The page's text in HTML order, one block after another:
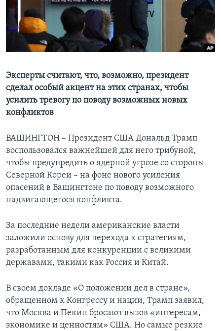
Learning English
СОЦИАЛЬНЫЕ СЕТИ
Языки
Эксперты считают, что, возможно, президент
сделал особый акцент на этих странах, чтобы
усилить тревогу по поводу возможных новых
конфликтов
ВАШИНГТОН – Президент США Дональд Трамп
воспользовался важнейшей для него трибуной,
чтобы предупредить о ядерной угрозе со стороны
Северной Кореи – на фоне нового усиления
опасений в Вашингтоне по поводу возможного
надвигающегося конфликта.
За последние недели американские власти
заложили основу для перехода к стратегиям,
разработанным для конкуренции с великими
державами, такими как Россия и Китай.
В своем докладе «О положении дел в стране»,
обращенном к Конгрессу и нации, Трамп заявил,
что Москва и Пекин бросают вызов «интересам,
экономике и ценностям» США. Но самые резкие